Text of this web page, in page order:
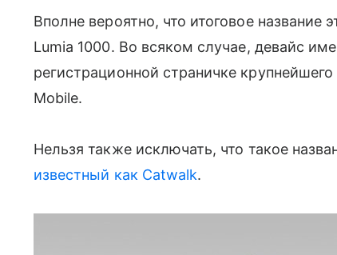
Вполне вероятно, что итоговое название
Lumia 1000. Во всяком случае, девайс
регистрационной страничке
Mobile.
Нельзя также исключать, что такое
известный как Catwalk.